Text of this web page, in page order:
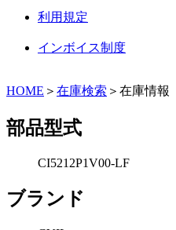
利用規定
インボイス制度
HOME ＞ 在庫検索 ＞在庫情報
部品型式
CI5212P1V00-LF
ブランド